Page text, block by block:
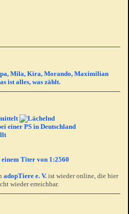
Mila, Kira, Morando, Maximilian
ist alles, was zählt.
einer PS in Deutschland
Titer von 1:2560
adopTiere e. V. ist wieder online, die hier
wieder erreichbar.